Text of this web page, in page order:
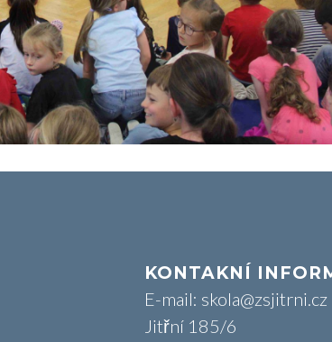
KONTAKNÍ
E-mail: skola@zsjitrni.cz
Jitřní 185/6